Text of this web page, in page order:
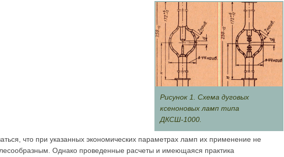
Рисунок 1. Схема дуговых
ксеноновых ламп типа
ДКСШ-1000.
что при указанных экономических параметрах ламп их применение не
Однако проведенные расчеты и имеющаяся практика